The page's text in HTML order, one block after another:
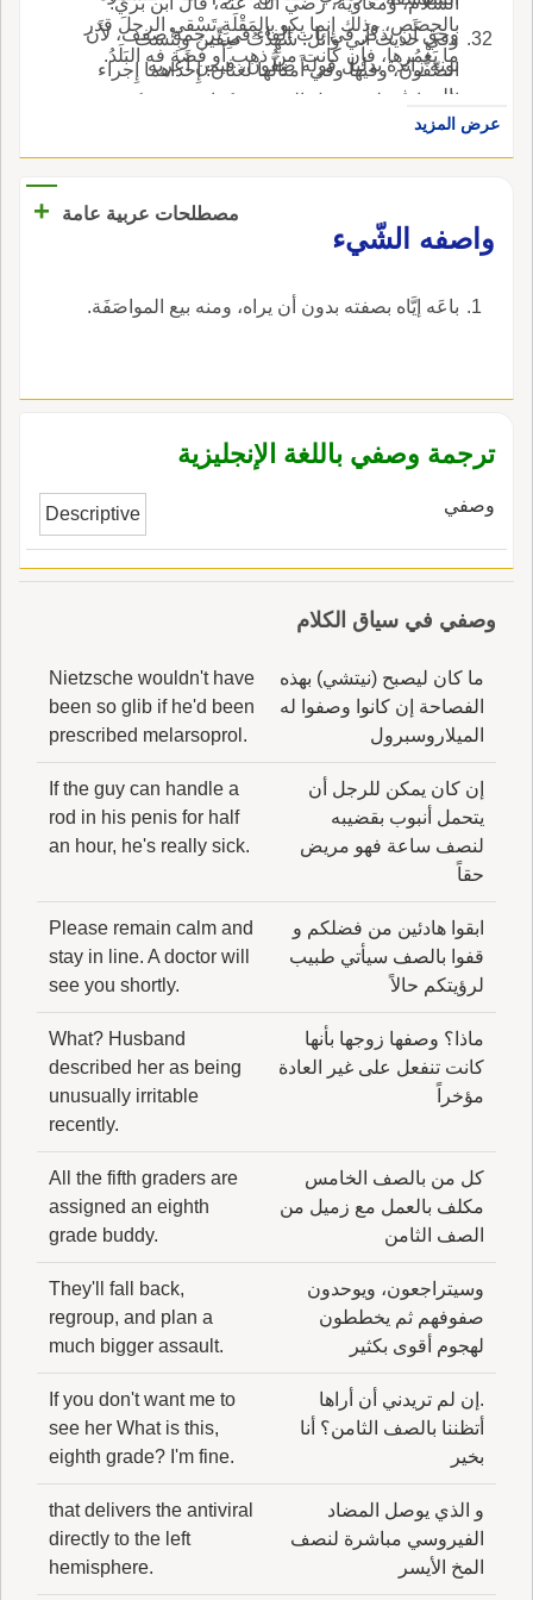
بالحِصَص، وذلك إِنما يكو بالمَقْلَةِ تَسْقي الرجلَ قدر
ما يَغْمُرها، فإِن كانت من ذهب أَو فضة فه البَلَدُ.
وحق أَن يذكر في باب الفاء في ترجمة صفف، لأَن
نونه زائدة بدليل قوله صِفُّون، فيمن أَعربه
بالحروف.
وفي حديث أَبي وائل: شَهِدْتُ صِفِّينَ وبِئْسَت
الصِّفُّونَ، وفيها وفي أَمثالها لغتان: إِحداهما إِجراء
الإعراب على م قبل النون وتركها مفتوحة كجمع
السلامة كما قال أَبو وائل، والثانية أَ تجعل النون
حرف الإِعراب وتقرّ الياء بحالها فنقول: هذه صِفِّينُ
قِنَّسْرِينَ وفِلَسْطِين ويَبْرِينَ.
عرض المزيد
مصطلحات عربية عامة
+
واصفه الشّيء
باعَه إيَّاه بصفته بدون أن يراه، ومنه بيع المواصَفَة.
ترجمة وصفي باللغة الإنجليزية
وصفي Descriptive
وصفي في سياق الكلام
ما كان ليصبح (نيتشي) بهذه
الفصاحة إن كانوا وصفوا له
الميلاروسبرول
Nietzsche wouldn't have
been so glib if he'd been
prescribed melarsoprol.
إن كان يمكن للرجل أن
يتحمل أنبوب بقضيبه
لنصف ساعة فهو مريض
حقاً
If the guy can handle a
rod in his penis for half
an hour, he's really sick.
ابقوا هادئين من فضلكم و
قفوا بالصف سيأتي طبيب
لرؤيتكم حالاً
Please remain calm and
stay in line. A doctor will
see you shortly.
ماذا؟ وصفها زوجها بأنها
كانت تنفعل على غير العادة
مؤخراً
What? Husband
described her as being
unusually irritable
recently.
كل من بالصف الخامس
مكلف بالعمل مع زميل من
الصف الثامن
All the fifth graders are
assigned an eighth
grade buddy.
وسيتراجعون، ويوحدون
صفوفهم ثم يخططون
لهجوم أقوى بكثير
They'll fall back,
regroup, and plan a
much bigger assault.
.إن لم تريدني أن أراها
أتظننا بالصف الثامن؟ أنا
بخير
If you don't want me to
see her What is this,
eighth grade? I'm fine.
و الذي يوصل المضاد
الفيروسي مباشرة لنصف
المخ الأيسر
that delivers the antiviral
directly to the left
hemisphere.